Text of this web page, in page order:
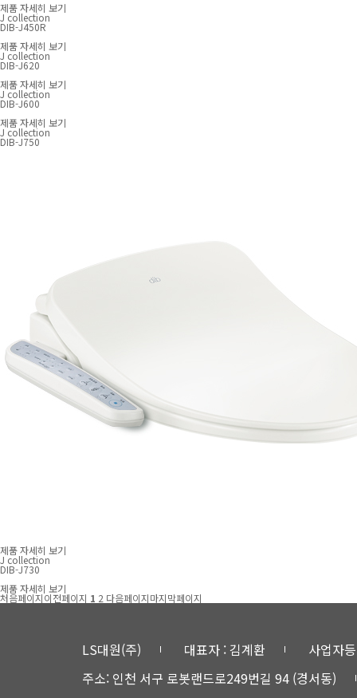
제품 자세히 보기
J collection
DIB-J450R
제품 자세히 보기
J collection
DIB-J620
제품 자세히 보기
J collection
DIB-J600
제품 자세히 보기
J collection
DIB-J750
제품 자세히 보기
J collection
DIB-J730
제품 자세히 보기
처음페이지이전페이지 1 2 다음페이지마지막페이지
LS대원(주) 대표자 : 김계환
사업자
주소: 인천 서구 로봇랜드로249번길 94 (경서동)